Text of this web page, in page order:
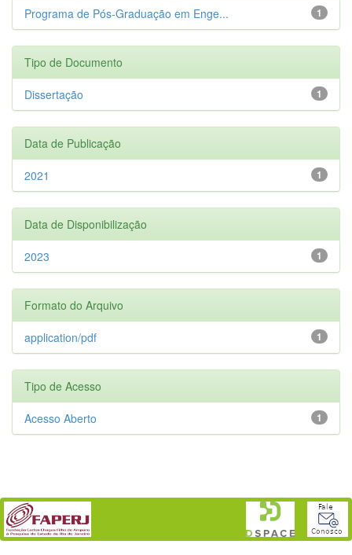
1
Programa de Pós-Graduação em Enge...
Tipo de Documento
1
Dissertação
Data de Publicação
1
2021
Data de Disponibilização
1
2023
Formato do Arquivo
1
application/pdf
Tipo de Acesso
1
Acesso Aberto